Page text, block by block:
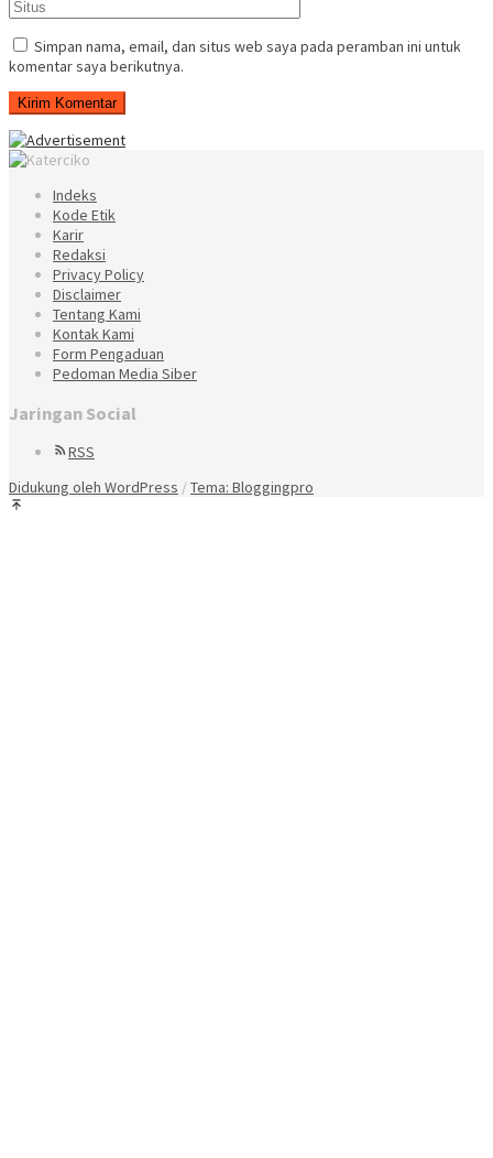
Simpan nama, email, dan situs web saya pada peramban ini untuk
komentar saya berikutnya.
Indeks
Kode Etik
Karir
Redaksi
Privacy Policy
Disclaimer
Tentang Kami
Kontak Kami
Form Pengaduan
Pedoman Media Siber
Jaringan Social
RSS
Didukung oleh WordPress /Tema: Bloggingpro